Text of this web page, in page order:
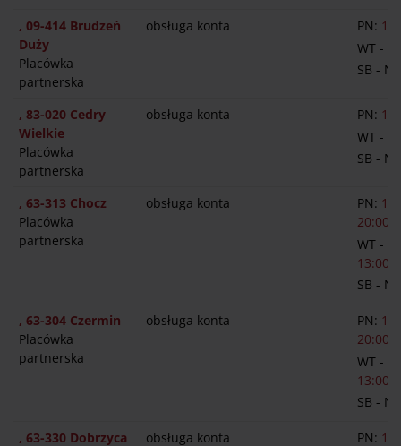
, 09-414 Brudzeń
Duży
Placówka
partnerska
obsługa konta PN:
WT -
SB -
, 83-020 Cedry
Wielkie
Placówka
partnerska
obsługa konta PN:
WT -
SB -
, 63-313 Chocz
Placówka
partnerska
obsługa konta PN:
20:00
WT -
13:00-
SB -
, 63-304 Czermin
Placówka
partnerska
obsługa konta PN:
20:00
WT -
13:00-
SB -
, 63-330 Dobrzyca obsługa konta PN: